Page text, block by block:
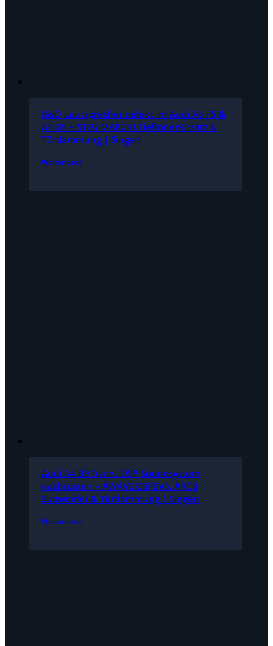
B&O Lautsprecher defekt im Audi A5 F5 &
A4 B9 – STEG MA8C-II Tieftöner-Ersatz &
Türdämmung | Singen
Weiterlesen
Audi A4 B9 Avant DSP-Soundsystem
nachrüsten – AWAVE DSP6V5, ARC8
Subwoofer & Türdämmung | Singen
Weiterlesen